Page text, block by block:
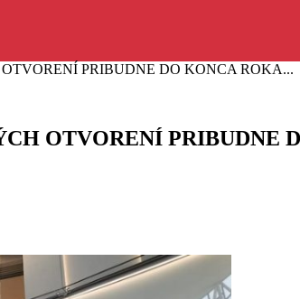
PRIBUDNE DO KONCA ROKA...
OTVORENÍ PRIBUDNE